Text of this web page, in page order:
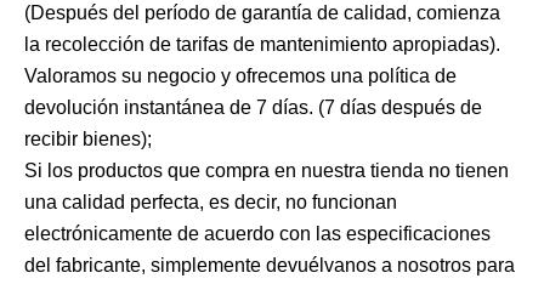
(Después del período de garantía de calidad, comienza
la recolección de tarifas de mantenimiento apropiadas).
Valoramos su negocio y ofrecemos una política de
devolución instantánea de 7 días. (7 días después de
recibir bienes);
Si los productos que compra en nuestra tienda no tienen
una calidad perfecta, es decir, no funcionan
electrónicamente de acuerdo con las especificaciones
del fabricante, simplemente devuélvanos a nosotros para